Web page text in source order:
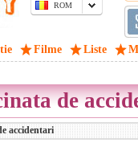
ROM
Filme Liste
de
accidentari